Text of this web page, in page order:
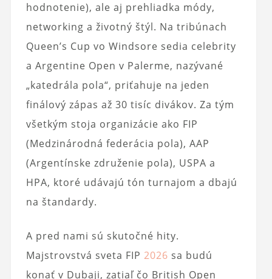
hodnotenie), ale aj prehliadka módy,
networking a životný štýl. Na tribúnach
Queen’s Cup vo Windsore sedia celebrity
a Argentine Open v Palerme, nazývané
„katedrála pola“, priťahuje na jeden
finálový zápas až 30 tisíc divákov. Za tým
všetkým stoja organizácie ako FIP
(Medzinárodná federácia pola), AAP
(Argentínske združenie pola), USPA a
HPA, ktoré udávajú tón turnajom a dbajú
na štandardy.
A pred nami sú skutočné hity.
Majstrovstvá sveta FIP 2026 sa budú
konať v Dubaji, zatiaľ čo British Open